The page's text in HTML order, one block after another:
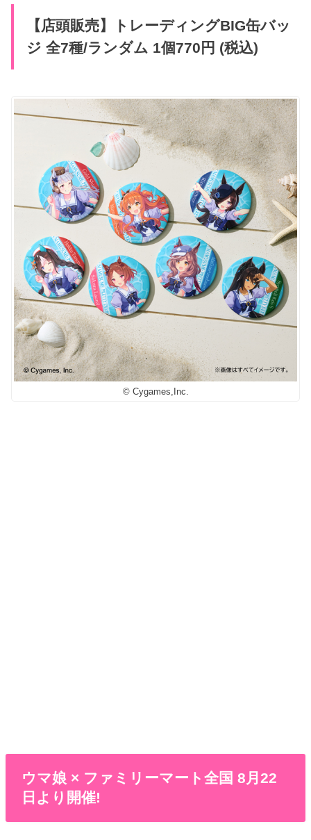
【店頭販売】トレーディングBIG缶バッ
ジ 全7種/ランダム 1個770円 (税込)
© Cygames,Inc.
ウマ娘 × ファミリーマート全国 8月22
日より開催!